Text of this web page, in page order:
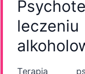
Terapia